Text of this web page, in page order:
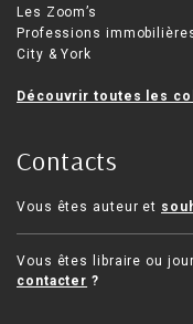
Les Zoom’s
Professions
City & York
Découvrir toutes les
Contacts
Vous êtes auteur et
Vous êtes libraire ou
contacter ?